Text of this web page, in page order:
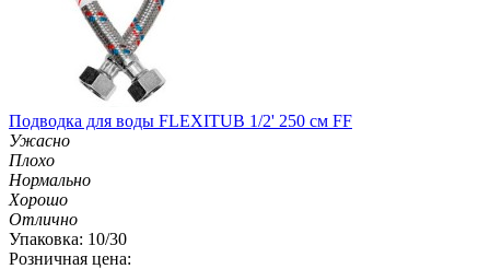
Подводка для воды FLEXITUB 1/2' 250 см FF
Ужасно
Плохо
Нормально
Хорошо
Отлично
Упаковка: 10/30
Розничная цена: